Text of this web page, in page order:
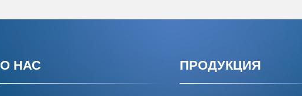
О НАС ПРОДУКЦИЯ